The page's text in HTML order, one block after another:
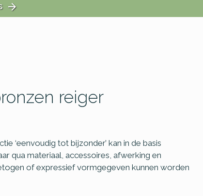
arrow_forward
reiger
‘eenvoudig tot bijzonder’ kan in de basis
qua materiaal, accessoires, afwerking en
of expressief vormgegeven kunnen worden